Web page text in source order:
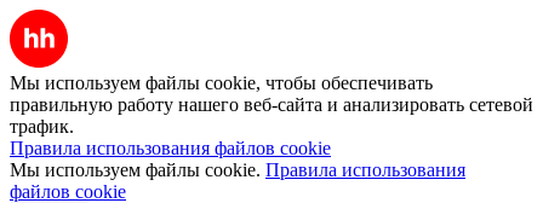
Мы используем файлы cookie, чтобы обеспечивать
правильную работу нашего веб-сайта и анализировать сетевой
трафик.
Правила использования файлов cookie
Мы используем файлы cookie. Правила использования
файлов cookie